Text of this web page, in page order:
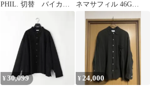
PHIL. 切替 バイカラ
ネマサフィル 46G
KM25A-021 アトゥムス
フィア長袖シャツ コッ
トン Zenith Purple S
99001493
¥30,099 ¥ 24,000